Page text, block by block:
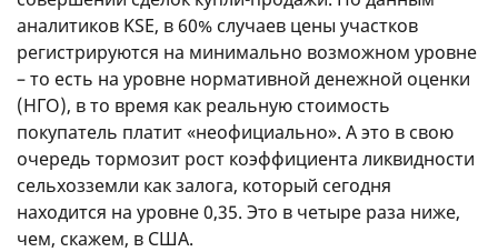
аналитиков KSE, в 60% случаев цены участков
регистрируются на минимально возможном уровне
– то есть на уровне нормативной денежной оценки
(НГО), в то время как реальную стоимость
покупатель платит «неофициально». А это в свою
очередь тормозит рост коэффициента ликвидности
сельхозземли как залога, который сегодня
находится на уровне 0,35. Это в четыре раза ниже,
чем, скажем, в США.